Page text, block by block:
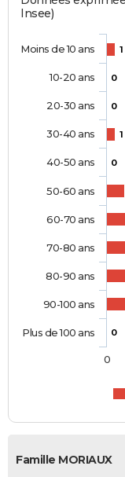
Insee)
1
0
0
1
0
0
Moins de 10 ans
10-20 ans
20-30 ans
30-40 ans
40-50 ans
50-60 ans
60-70 ans
70-80 ans
80-90 ans
90-100 ans
Plus de 100 ans
0
Famille MORIAUX